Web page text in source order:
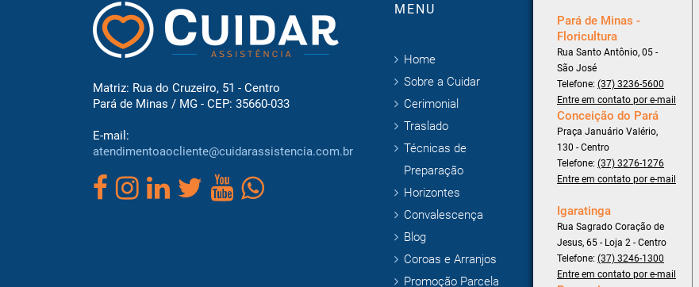
Matriz: Rua do Cruzeiro, 51 - Centro
Pará de Minas / MG - CEP: 35660-033
E-mail:
atendimentoaocliente@cuidarassistencia.com.br
MENU
Home
Sobre a Cuidar
Cerimonial
Traslado
Técnicas de
Preparação
Horizontes
Convalescença
Blog
Coroas e Arranjos
Promoção Parcela
Pará de Minas -
Floricultura
Rua Santo Antônio, 05 -
São José
Telefone: (37) 3236-5600
Entre em contato por e-mail
Conceição do Pará
Praça Januário Valério,
130 - Centro
Telefone: (37) 3276-1276
Entre em contato por e-mail
Igaratinga
Rua Sagrado Coração de
Jesus, 65 - Loja 2 - Centro
Telefone: (37) 3246-1300
Entre em contato por e-mail